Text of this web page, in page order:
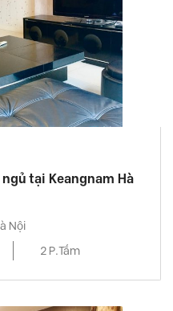
tại Keangnam Hà
Nội
2 P.Tắm